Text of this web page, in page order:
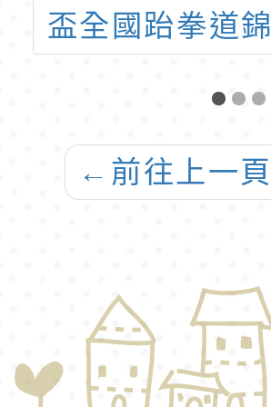
盃全國跆拳道錦
← 前往上一頁